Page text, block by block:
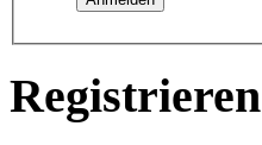
Registrieren